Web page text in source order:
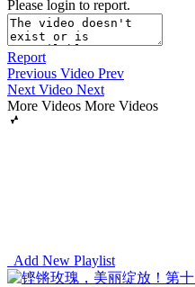
Please login to report.
Report
Previous Video Prev
Next Video Next
More Videos More Videos
Add New Playlist